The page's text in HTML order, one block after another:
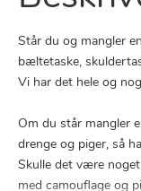
Står du og mangler
bæltetaske,
Vi har det hele og
Om du står mangler
drenge og piger, så
Skulle det være
med camouflage og